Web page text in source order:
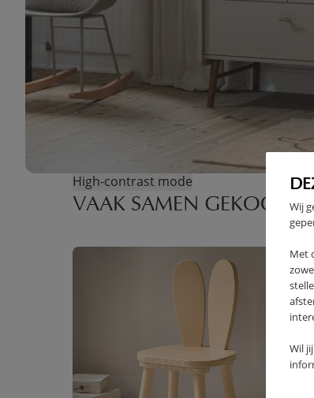
Wij
Met
Wil
High-contrast mode
VAAK SAMEN GEKOCHT